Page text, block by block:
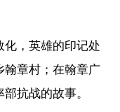
化，英雄的印记处
翰章村；在翰章广
抗战的故事。